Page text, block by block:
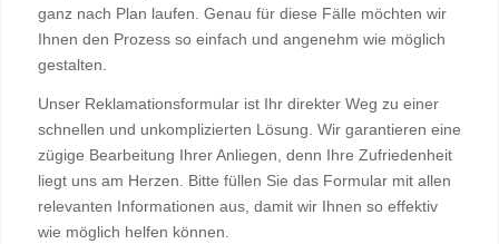
ganz nach Plan laufen. Genau für diese Fälle möchten wir
Ihnen den Prozess so einfach und angenehm wie möglich
gestalten.
Unser Reklamationsformular ist Ihr direkter Weg zu einer
schnellen und unkomplizierten Lösung. Wir garantieren eine
zügige Bearbeitung Ihrer Anliegen, denn Ihre Zufriedenheit
liegt uns am Herzen. Bitte füllen Sie das Formular mit allen
relevanten Informationen aus, damit wir Ihnen so effektiv
wie möglich helfen können.